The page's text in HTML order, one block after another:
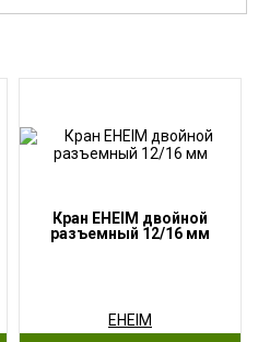
Кран EHEIM двойной
разъемный 12/16 мм
EHEIM